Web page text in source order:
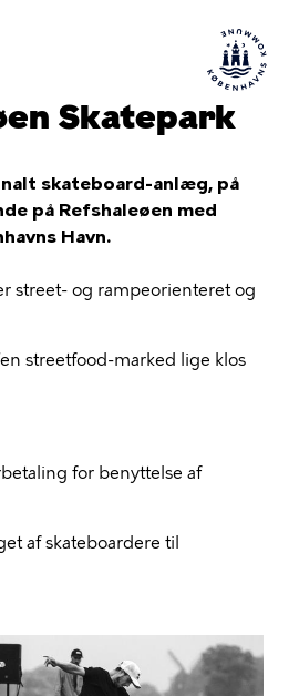
Skatepark
skateboard-anlæg, på
på Refshaleøen med
Havn.
street- og rampeorienteret og
streetfood-marked lige klos
for benyttelse af
af skateboardere til